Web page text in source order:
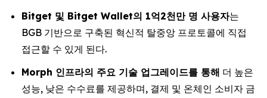
Bitget 및 Bitget Wallet의 1억2천만 명 사용자는
BGB 기반으로 구축된 혁신적 탈중앙 프로토콜에 직접
접근할 수 있게 된다.
Morph 인프라의 주요 기술 업그레이드를 통해 더 높은
성능, 낮은 수수료를 제공하며, 결제 및 온체인 소비자 금